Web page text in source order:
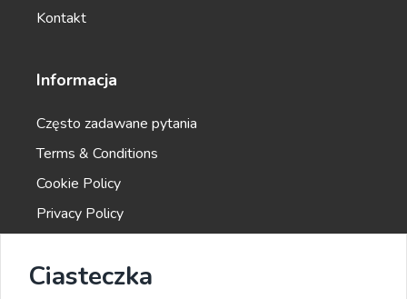
Company Bios
Company Mission
A clear and concise statement of your company's
goals and purpose.
Kontakt
Informacja
Często zadawane pytania
Terms & Conditions
Cookie Policy
Privacy Policy
Ciasteczka